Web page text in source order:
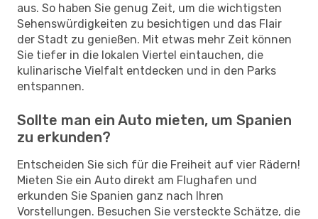
aus. So haben Sie genug Zeit, um die wichtigsten
Sehenswürdigkeiten zu besichtigen und das Flair
der Stadt zu genießen. Mit etwas mehr Zeit können
Sie tiefer in die lokalen Viertel eintauchen, die
kulinarische Vielfalt entdecken und in den Parks
entspannen.
Sollte man ein Auto mieten, um Spanien
zu erkunden?
Entscheiden Sie sich für die Freiheit auf vier Rädern!
Mieten Sie ein Auto direkt am Flughafen und
erkunden Sie Spanien ganz nach Ihren
Vorstellungen. Besuchen Sie versteckte Schätze, die